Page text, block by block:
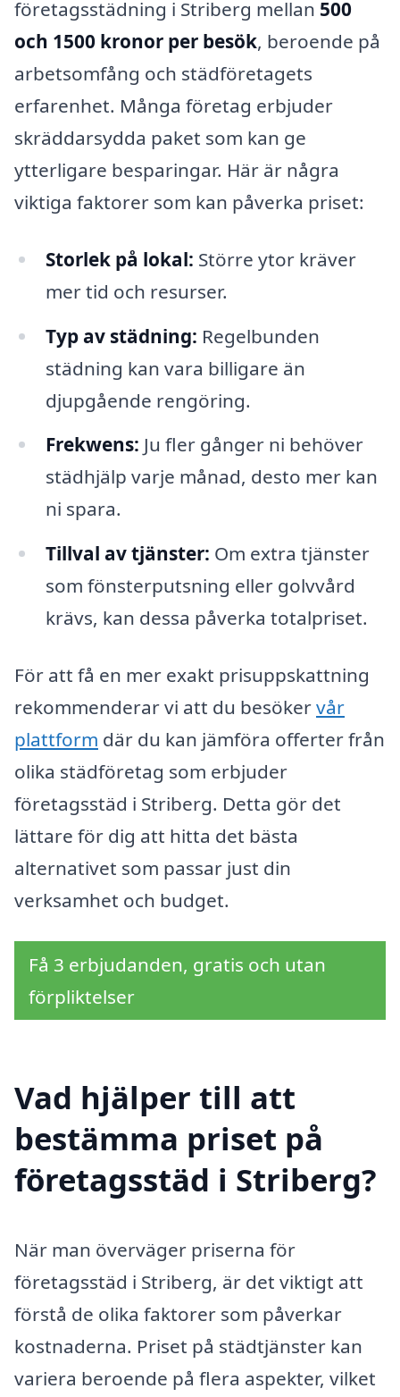
företagsstädning i Striberg mellan 500
och 1500 kronor per besök, beroende på
arbetsomfång och städföretagets
erfarenhet. Många företag erbjuder
skräddarsydda paket som kan ge
ytterligare besparingar. Här är några
viktiga faktorer som kan påverka priset:
Storlek på lokal: Större ytor kräver
mer tid och resurser.
Typ av städning: Regelbunden
städning kan vara billigare än
djupgående rengöring.
Frekwens: Ju fler gånger ni behöver
städhjälp varje månad, desto mer kan
ni spara.
Tillval av tjänster: Om extra tjänster
som fönsterputsning eller golvvård
krävs, kan dessa påverka totalpriset.
För att få en mer exakt prisuppskattning
rekommenderar vi att du besökervår
plattform där du kan jämföra offerter från
olika städföretag som erbjuder
företagsstäd i Striberg. Detta gör det
lättare för dig att hitta det bästa
alternativet som passar just din
verksamhet och budget.
Få 3 erbjudanden, gratis och utan
förpliktelser
Vad hjälper till att
bestämma priset på
företagsstäd i Striberg?
När man överväger priserna för
företagsstäd i Striberg, är det viktigt att
förstå de olika faktorer som påverkar
kostnaderna. Priset på städtjänster kan
variera beroende på flera aspekter, vilket